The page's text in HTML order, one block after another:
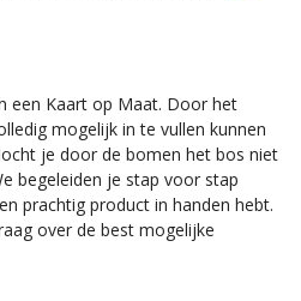
een Kaart op Maat. Door het
mogelijk in te vullen kunnen
je door de bomen het bos niet
begeleiden je stap voor stap
prachtig product in handen hebt.
over de best mogelijke